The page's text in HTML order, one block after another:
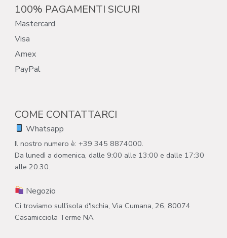
100% PAGAMENTI SICURI
Mastercard
Visa
Amex
PayPal
COME CONTATTARCI
Whatsapp
Il nostro numero è: +39 345 8874000.
Da lunedì a domenica, dalle 9:00 alle 13:00 e dalle 17:30
alle 20:30.
Negozio
Ci troviamo sull'isola d'Ischia, Via Cumana, 26, 80074
Casamicciola Terme NA.